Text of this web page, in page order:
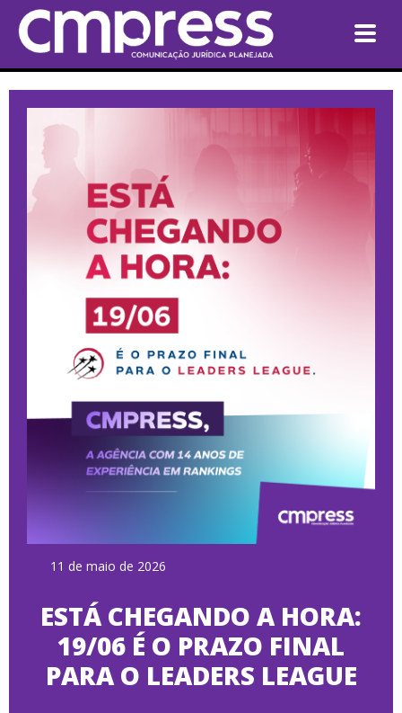
QUEM SOMOS
SERVIÇOS
PARCEIRAS
BLOG
CONTATO
11 de maio de 2026
ESTÁ CHEGANDO A HORA:
19/06 É O PRAZO FINAL
PARA O LEADERS LEAGUE